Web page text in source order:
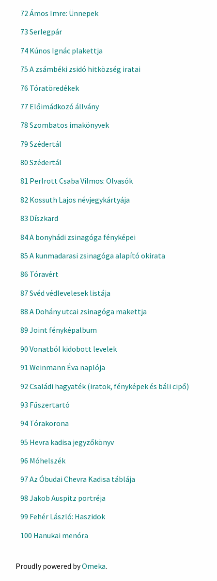
72 Ámos Imre: Ünnepek
73 Serlegpár
74 Kúnos Ignác plakettja
75 A zsámbéki zsidó hitközség iratai
76 Tóratöredékek
77 Előimádkozó állvány
78 Szombatos imakönyvek
79 Szédertál
80 Szédertál
81 Perlrott Csaba Vilmos: Olvasók
82 Kossuth Lajos névjegykártyája
83 Díszkard
84 A bonyhádi zsinagóga fényképei
85 A kunmadarasi zsinagóga alapító okirata
86 Tóravért
87 Svéd védlevelesek listája
88 A Dohány utcai zsinagóga makettja
89 Joint fényképalbum
90 Vonatból kidobott levelek
91 Weinmann Éva naplója
92 Családi hagyaték (iratok, fényképek és báli cipő)
93 Fűszertartó
94 Tórakorona
95 Hevra kadisa jegyzőkönyv
96 Móhelszék
97 Az Óbudai Chevra Kadisa táblája
98 Jakob Auspitz portréja
99 Fehér László: Haszidok
100 Hanukai menóra
Proudly powered byOmeka.